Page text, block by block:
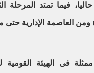
حاليا، فيما تمتد
ومن العاصمة الإدارية
فى الهيئة القومية